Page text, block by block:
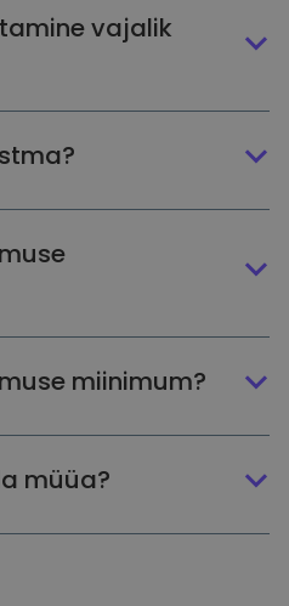
vajalik
miinimum?
müüa?